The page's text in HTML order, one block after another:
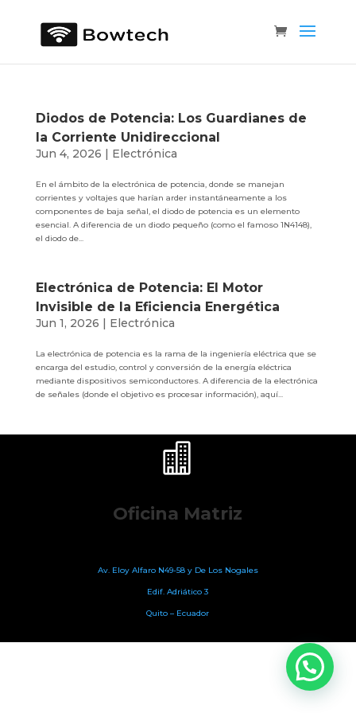
Diodos de Potencia: Los Guardianes de
la Corriente Unidireccional
Jun 4, 2026 | Electrónica
En el ámbito de la electrónica de potencia, donde se manejan
corrientes y voltajes que harían arder instantáneamente a los
componentes de baja señal, el diodo de potencia es un elemento
esencial. A diferencia de un diodo pequeño (como el famoso 1N4148),
el diodo de...
Electrónica de Potencia: El Motor
Invisible de la Eficiencia Energética
Jun 1, 2026 | Electrónica
La electrónica de potencia es la rama de la ingeniería eléctrica que se
encarga del estudio, control y conversión de la energía eléctrica
mediante dispositivos semiconductores. A diferencia de la electrónica
de señales (donde el objetivo es procesar información), aquí...

Oficina Matriz
Av. Eloy Alfaro N49-58 y De Los Nogales
Edif. Adriático 3
Quito – Ecuador